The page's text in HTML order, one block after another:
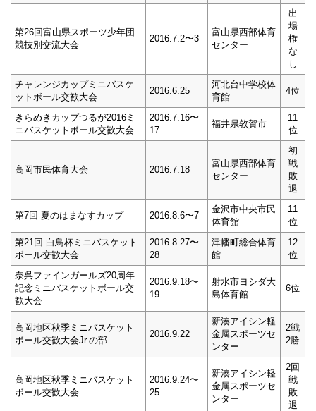
第26回富山県スポーツ少年団
競技別交流大会
2016.7.2〜3
富山県西部体育
センター
出
場
権
な
し
チャレンジカップミニバスケ
ットボール交歓大会
2016.6.25
河北台中学校体
育館
4位
きらめきカップつるが2016ミ
ニバスケットボール交歓大会
2016.7.16〜
17
福井県敦賀市
11
位
高岡市民体育大会 2016.7.18
富山県西部体育
センター
初
戦
敗
退
第7回 夏のはまなすカップ 2016.8.6〜7
金沢市中央市民
体育館
11
位
第21回 白鳥杯ミニバスケット
ボール交歓大会
2016.8.27〜
28
津幡町総合体育
館
12
位
奈呉ファインガールズ20周年
記念ミニバスケットボール交
歓大会
2016.9.18〜
19
射水市ヨシダ大
島体育館
6位
高岡地区秋季ミニバスケット
ボール交歓大会Jr.の部
2016.9.22
新湊アイシン軽
金属スポーツセ
ンター
2戦
2勝
高岡地区秋季ミニバスケット
ボール交歓大会
2016.9.24〜
25
新湊アイシン軽
金属スポーツセ
ンター
2回
戦
敗
退